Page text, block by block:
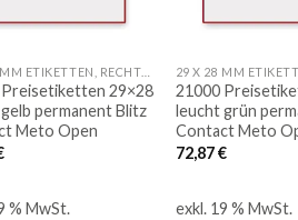
29×28
permanent Blitz
Meto Open
% MwSt.
21000
leucht grün
Contact Meto
72,87€
exkl. 19 % MwSt.